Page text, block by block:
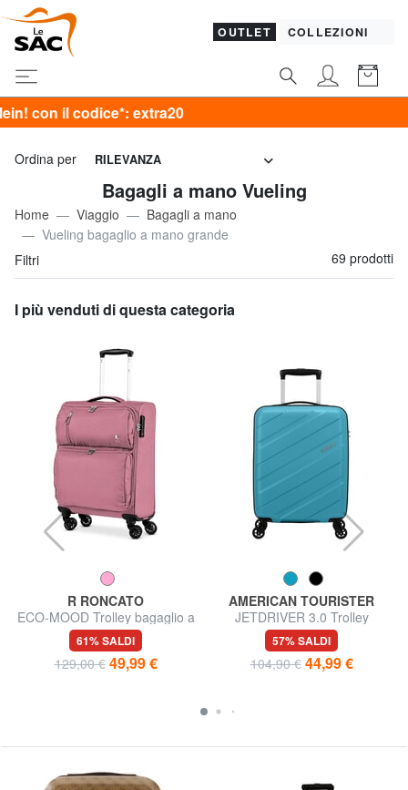
OUTLET COLLEZIONI
Ordina per RILEVANZA
Bagagli a mano Vueling
Home Viaggio
Bagagli a mano
Vueling bagaglio a mano grande
Filtri
69 prodotti
I più venduti di questa categoria
R RONCATO
ECO-MOOD Trolley bagaglio a
mano
61% SALDI
129,00 € 49,99 €
AMERICAN TOURISTER
JETDRIVER 3.0 Trolley
Bagaglio a Mano
57% SALDI
104,90 € 44,99 €